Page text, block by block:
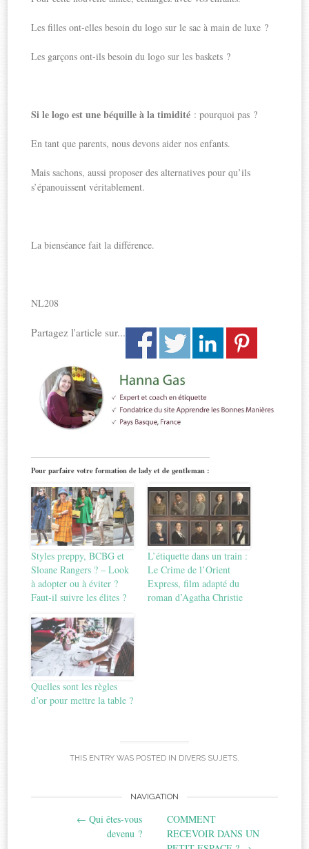
Les filles ont-elles besoin du logo sur le sac à main de luxe ?
Les garçons ont-ils besoin du logo sur les baskets ?
Si le logo est une béquille à la timidité : pourquoi pas ?
En tant que parents, nous devons aider nos enfants.
Mais sachons, aussi proposer des alternatives pour qu’ils
s’épanouissent véritablement.
La bienséance fait la différence.
NL208
Partagez l'article sur...
Pour parfaire votre formation de lady et de gentleman :
Styles preppy, BCBG et
Sloane Rangers ? – Look
à adopter ou à éviter ?
Faut-il suivre les élites ?
L’étiquette dans un train :
Le Crime de l’Orient
Express, film adapté du
roman d’Agatha Christie
Quelles sont les règles
d’or pour mettre la table ?
THIS ENTRY WAS POSTED IN DIVERS SUJETS
navigation
NAVIGATION
← Qui êtes-vous
devenu ?
COMMENT
RECEVOIR DANS UN